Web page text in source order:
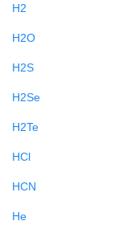
H2
H2O
H2S
H2Se
H2Te
HCl
HCN
He